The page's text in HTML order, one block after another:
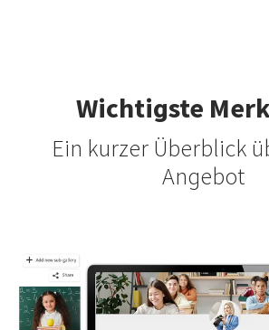
Wichtigste
Ein kurzer Überblick
Angebot